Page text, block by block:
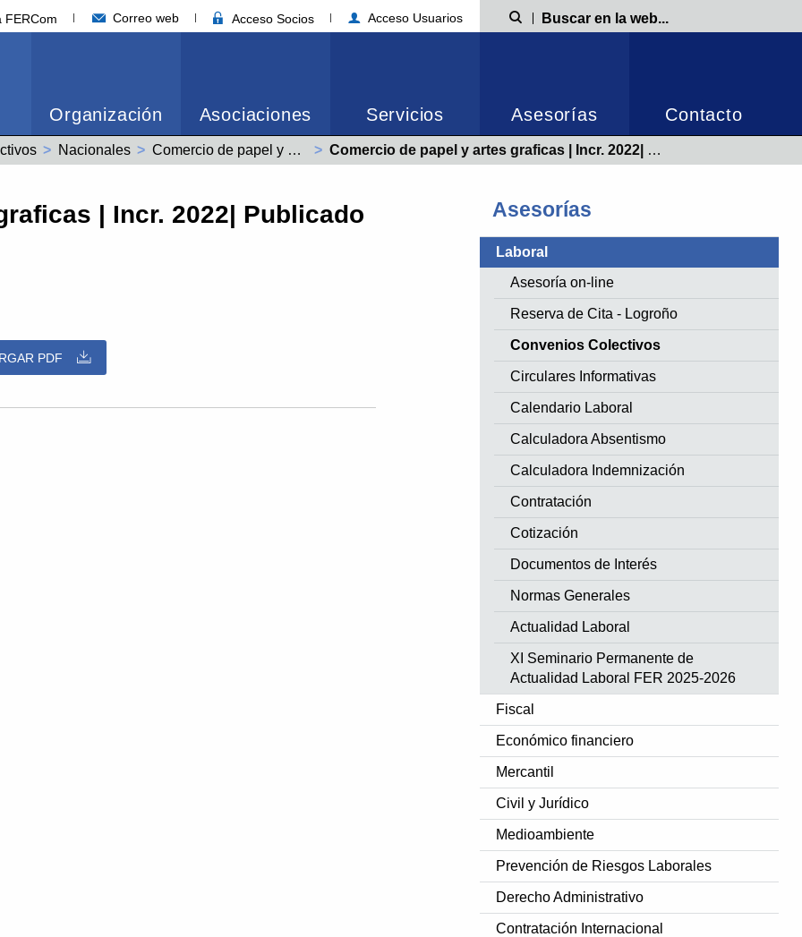
FERCom Correo web Acceso Socios Acceso Usuarios Búsqueda
Organización Asociaciones Servicios Asesorías Contacto
Nacionales Comercio de papel y artes graficas (99001105011981) Actual:
Comercio de papel y artes graficas | Incr. 2022| Publicado 14/07/2022
Asesorías
Laboral
Asesoría on-line
Reserva de Cita - Logroño
Convenios Colectivos
Circulares Informativas
Calendario Laboral
Calculadora Absentismo
Calculadora Indemnización
Contratación
Cotización
Documentos de Interés
Normas Generales
Actualidad Laboral
XI Seminario Permanente de
Actualidad Laboral FER 2025-2026
Fiscal
Económico financiero
Mercantil
Civil y Jurídico
Medioambiente
Prevención de Riesgos Laborales
Derecho Administrativo
Contratación Internacional
| Incr. 2022| Publicado
PDF